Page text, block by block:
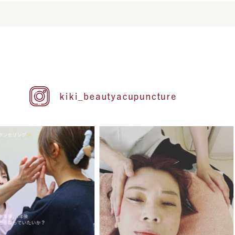
kiki_beautyacupuncture